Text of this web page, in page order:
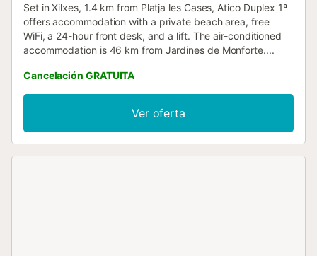
Set in Xilxes, 1.4 km from Platja les Cases, Atico Duplex 1ª
offers accommodation with a private beach area, free
WiFi, a 24-hour front desk, and a lift. The air-conditioned
accommodation is 46 km from Jardines de Monforte....
Cancelación GRATUITA
Ver oferta